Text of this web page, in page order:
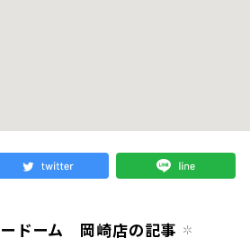
ドーム 岡崎店の記事